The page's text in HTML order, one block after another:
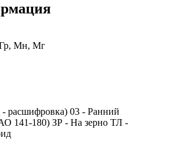
Мн, Мг
- расшифровка) 03 - Ранний
141-180) ЗР - На зерно ТЛ -